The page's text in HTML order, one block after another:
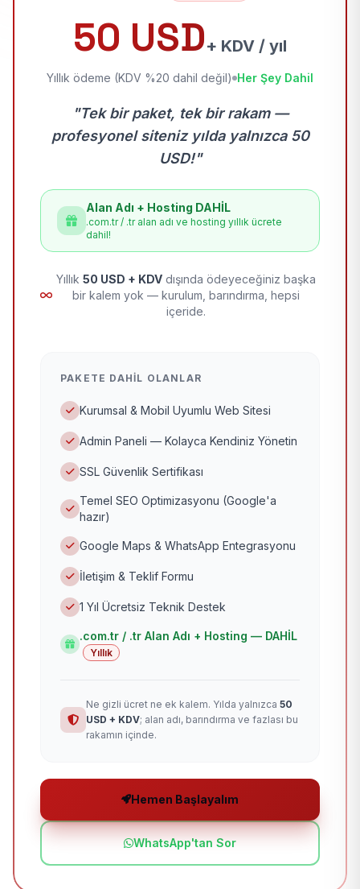
50 USD+ KDV / yıl
Yıllık ödeme (KDV %20 dahil değil) Her Şey Dahil
"Tek bir paket, tek bir rakam —
profesyonel siteniz yılda yalnızca 50
USD!"
Alan Adı + Hosting DAHİL
.com.tr / .tr alan adı ve hosting yıllık ücrete
dahil!
Yıllık 50 USD + KDV dışında ödeyeceğiniz başka
bir kalem yok — kurulum, barındırma, hepsi
içeride.
PAKETE DAHIL OLANLAR
Kurumsal & Mobil Uyumlu Web Sitesi
Admin Paneli — Kolayca Kendiniz Yönetin
SSL Güvenlik Sertifikası
Temel SEO Optimizasyonu (Google'a
hazır)
Google Maps & WhatsApp Entegrasyonu
İletişim & Teklif Formu
1 Yıl Ücretsiz Teknik Destek
.com.tr / .tr Alan Adı + Hosting — DAHİL
Yıllık
Ne gizli ücret ne ek kalem. Yılda yalnızca 50
USD + KDV; alan adı, barındırma ve fazlası bu
rakamın içinde.
Hemen Başlayalım
WhatsApp'tan Sor